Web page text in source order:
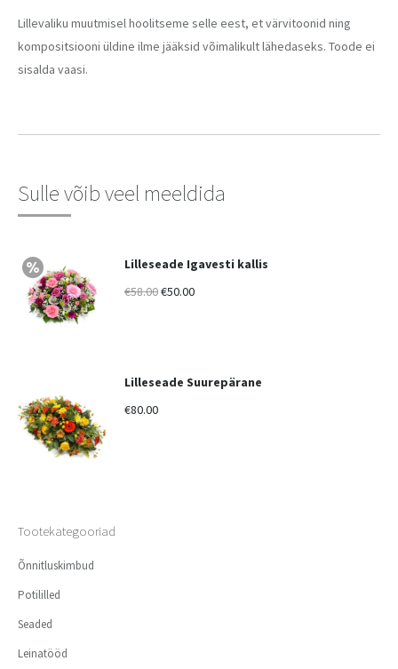
Lillevaliku muutmisel hoolitseme selle eest, et värvitoonid ning
kompositsiooni üldine ilme jääksid võimalikult lähedaseks. Toode ei
sisalda vaasi.
Sulle võib veel meeldida
Lilleseade Igavesti kallis
€58.00€50.00
Lilleseade Suurepärane
€80.00
Tootekategooriad
Õnnitluskimbud
Potililled
Seaded
Leinatööd